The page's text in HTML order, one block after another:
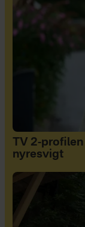
TV 2-
nyresvigt